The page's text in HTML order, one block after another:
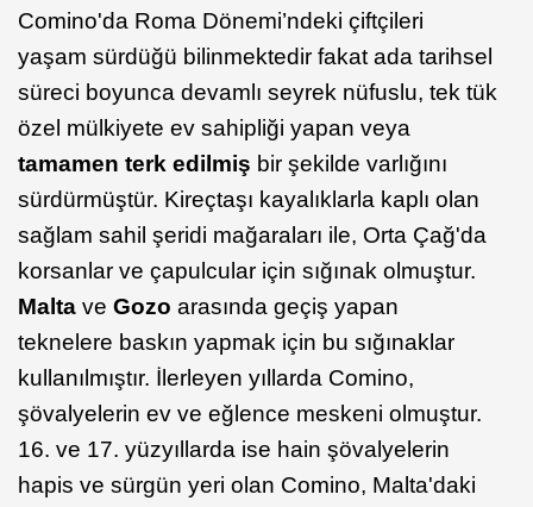
Comino'da Roma Dönemi’ndeki çiftçileri
yaşam sürdüğü bilinmektedir fakat ada tarihsel
süreci boyunca devamlı seyrek nüfuslu, tek tük
özel mülkiyete ev sahipliği yapan veya
tamamen terk edilmiş bir şekilde varlığını
sürdürmüştür. Kireçtaşı kayalıklarla kaplı olan
sağlam sahil şeridi mağaraları ile, Orta Çağ'da
korsanlar ve çapulcular için sığınak olmuştur.
Malta ve Gozo arasında geçiş yapan
teknelere baskın yapmak için bu sığınaklar
kullanılmıştır. İlerleyen yıllarda Comino,
şövalyelerin ev ve eğlence meskeni olmuştur.
16. ve 17. yüzyıllarda ise hain şövalyelerin
hapis ve sürgün yeri olan Comino, Malta'daki